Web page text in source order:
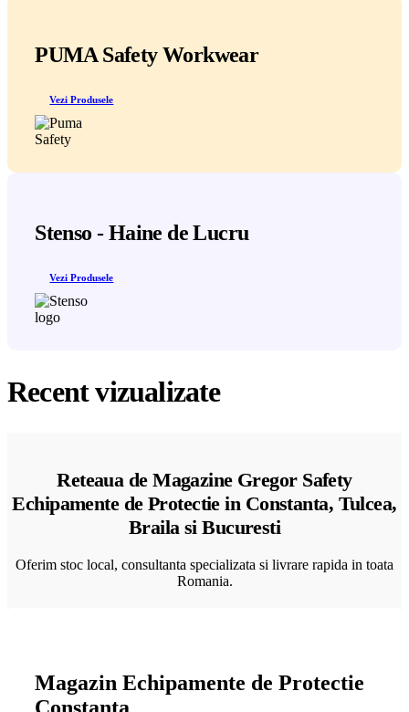
PUMA Safety Workwear
Vezi Produsele
Stenso - Haine de Lucru
Vezi Produsele
Recent vizualizate
Reteaua de Magazine Gregor Safety
Echipamente de Protectie in Constanta, Tulcea,
Braila si Bucuresti
Oferim stoc local, consultanta specializata si livrare rapida in toata
Romania.
Magazin Echipamente de Protectie
Constanta